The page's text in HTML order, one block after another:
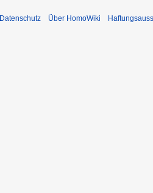
Datenschutz Über HomoWiki